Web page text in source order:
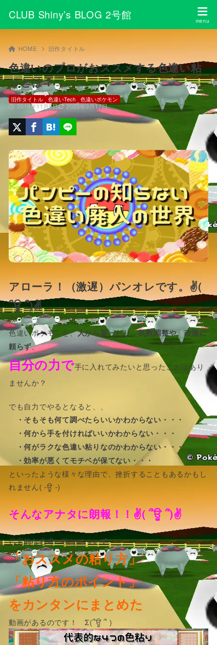
CLUB Shiny’s BLOG 2号館
HOME 旧作タイトル
色違いのプロがおススメする色違い粘
りとは？
2019年11月5日 2025年9月17日
旧作タイトル 色違いTech 色違いポケモン
アローラ！（激遅）パンオレです。✌(
՞ਊ ՞)✌
色違いポケモンを、人から貰ったり、乱数調整や、改造に
頼らず、
自分の力で手に入れてみたいと思ったことはあり
ませんか？
でも自力でやるとなると、、
・そもそも何て調べたらいいかわからない・・・
・何から手を付ければいいかわからない・・・
・何がラクな色違い粘りなのかわからない・・・
・効率が悪くてモチベが保てない・・・
といったような様々な理由で、挫折することもあるかもし
れません( ‐ਊ ‐)
そんなアナタに朗報！！✌( ՞ਊ ՞)✌
代表的な色違い粘りについて、
「おススメの粘り方」
「粘り方のポイント」
をカンタンにまとめた
動画があるのです！ Σ(՞ਊ ՞ )